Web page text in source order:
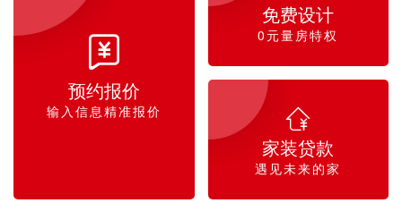

预约报价
输入信息精准报价
免费设计
0元量房特权

家装贷款
遇见未来的家